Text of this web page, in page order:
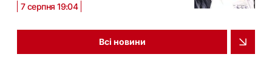
7 серпня 19:04
Всі новини